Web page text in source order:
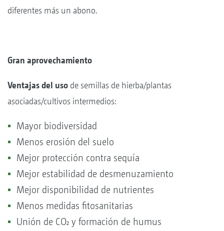
diferentes más un abono.
Gran aprovechamiento
Ventajas del uso de semillas de hierba/plantas
asociadas/cultivos intermedios:
Mayor biodiversidad
Menos erosión del suelo
Mejor protección contra sequía
Mejor estabilidad de desmenuzamiento
Mejor disponibilidad de nutrientes
Menos medidas fitosanitarias
Unión de CO₂ y formación de humus